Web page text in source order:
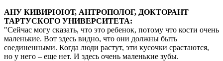
АНУ КИВИРЮЮТ, АНТРОПОЛОГ, ДОКТОРАНТ
ТАРТУСКОГО УНИВЕРСИТЕТА:
Сейчас могу сказать, что это ребенок, потому что кости очень
маленькие. Вот здесь видно, что они должны быть
соединенными. Когда люди растут, эти кусочки срастаются,
но у него – еще нет. И здесь очень маленькие зубы.